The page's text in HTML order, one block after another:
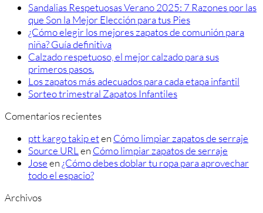
Sandalias Respetuosas Verano 2025: 7 Razones por las
que Son la Mejor Elección para tus Pies
¿Cómo elegir los mejores zapatos de comunión para
niña? Guía definitiva
Calzado respetuoso, el mejor calzado para sus
primeros pasos.
Los zapatos más adecuados para cada etapa infantil
Sorteo trimestral Zapatos Infantiles
Comentarios recientes
ptt kargo takip eten Cómo limpiar zapatos de serraje
Source URL en Cómo limpiar zapatos de serraje
Joseen ¿Cómo debes doblar tu ropa para aprovechar
todo el espacio?
Archivos